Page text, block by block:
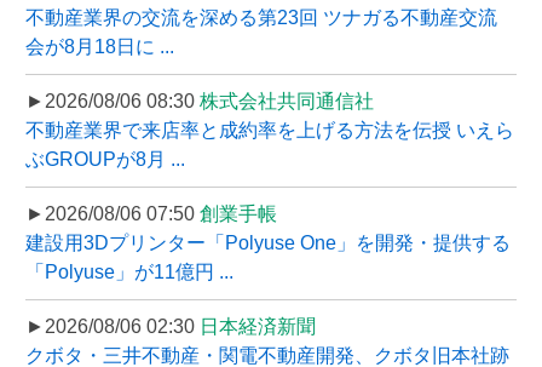
不動産業界の交流を深める第23回 ツナガる不動産交流
会が8月18日に ...
►2026/08/06 08:30 株式会社共同通信社
不動産業界で来店率と成約率を上げる方法を伝授 いえら
ぶGROUPが8月 ...
►2026/08/06 07:50 創業手帳
建設用3Dプリンター「Polyuse One」を開発・提供する
「Polyuse」が11億円 ...
►2026/08/06 02:30 日本経済新聞
クボタ・三井不動産・関電不動産開発、クボタ旧本社跡